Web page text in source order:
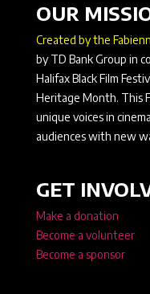
OUR
Created by the
by TD Bank Group in
Halifax Black Film
Heritage Month. This
unique voices in
audiences with new
GET
Make a donation
Become a volunteer
Become a sponsor